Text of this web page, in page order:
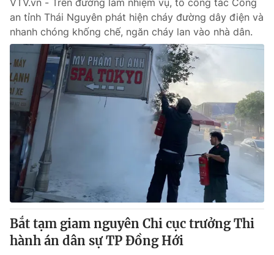
Nhân vật
Khán giả
Giải sao mai
Điện ảnh
Âm nhạc
Sao
Đời sống
Du lịch
Làm đẹp
Chất lượng cuộc sống
Giáo dục
Tuyển sinh
Học trực tuyến
Công nghệ
Hitech Công nghệ tương lai
Sản phẩm
Thị trường
Tư vấn
Giao lưu trực tuyến
Lịch phát sóng
Chuyên mục khác
Emagazine Podcast
VTV.vn - Trên đường làm nhiệm vụ, tổ công tác Công
an tỉnh Thái Nguyên phát hiện cháy đường dây điện và
nhanh chóng khống chế, ngăn cháy lan vào nhà dân.
Bắt tạm giam nguyên Chi cục trưởng Thi
hành án dân sự TP Đồng Hới